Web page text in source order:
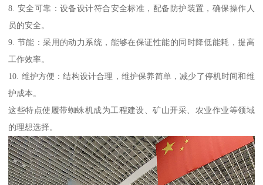
8. 安全可靠：设备设计符合安全标准，配备防护装置，确保操作人
员的安全。
9. 节能：采用的动力系统，能够在保证性能的同时降低能耗，提高
工作效率。
10. 维护方便：结构设计合理，维护保养简单，减少了停机时间和维
护成本。
这些特点使履带蜘蛛机成为工程建设、矿山开采、农业作业等领域
的理想选择。